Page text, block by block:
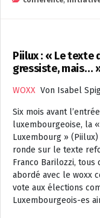
Piilux : « Le texte
gressiste, mais…
WOXX Von Isabel
Six mois avant
luxembourgeoise, la
Luxembourg »
ronde sur le texte
Franco Barilozzi,
abordé avec le woxx
vote aux élections
Luxembourgeois-es